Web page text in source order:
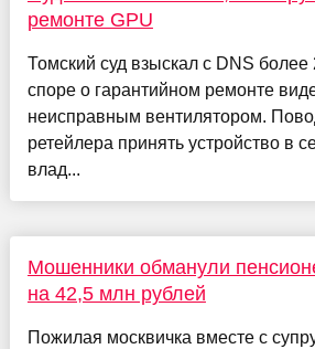
ремонте GPU
Томский суд взыскал с DNS
споре о гарантийном ремонте
неисправным вентилятором.
ретейлера принять устройство в
влад...
Мошенники обманули
на 42,5 млн рублей
Пожилая москвичка вместе с